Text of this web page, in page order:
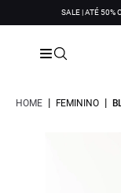
SALE | ATÉ 50%
HOME | FEMININO |